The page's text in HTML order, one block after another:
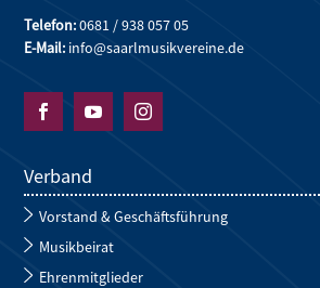
Telefon:0681 / 938 057 05
E-Mail: info@saarlmusikvereine.de
  
Verband
Vorstand & Geschäftsführung
Musikbeirat
Ehrenmitglieder